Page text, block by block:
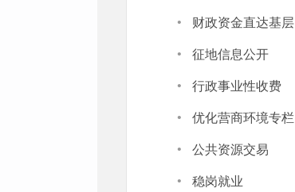
· 财政资金直达基层
· 征地信息公开
· 行政事业性收费
· 优化营商环境专栏
· 公共资源交易
· 稳岗就业